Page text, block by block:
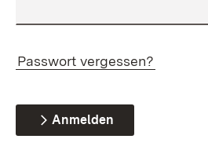
Passwort vergessen?
Anmelden